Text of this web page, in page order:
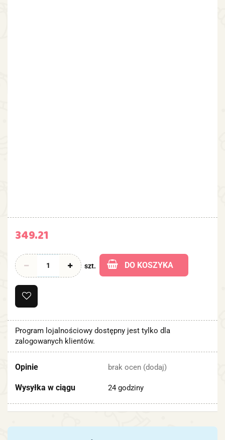
349.21
szt. DO KOSZYKA
Program lojalnościowy dostępny jest tylko dla
zalogowanych klientów.
Opinie brak ocen (dodaj)
Wysyłka w ciągu 24 godziny